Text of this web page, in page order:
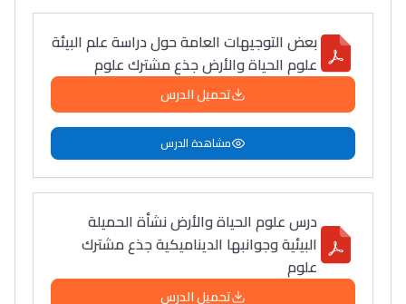
بعض التوجيهات العامة حول دراسة علم البيئة
علوم الحياة والأرض جذع مشترك علوم
تحميل الدرس
مشاهدة الدرس
درس علوم الحياة والأرض نشأة الحميلة
البيئية وجوانبها الديناميكية جذع مشترك
علوم
تحميل الدرس